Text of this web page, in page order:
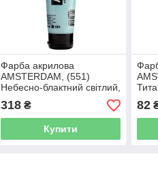
Фарба акрилова
AMSTERDAM, (551)
Небесно-блактний світлий,
120 мл, Royal Talens
318₴
Купити
мл,
82